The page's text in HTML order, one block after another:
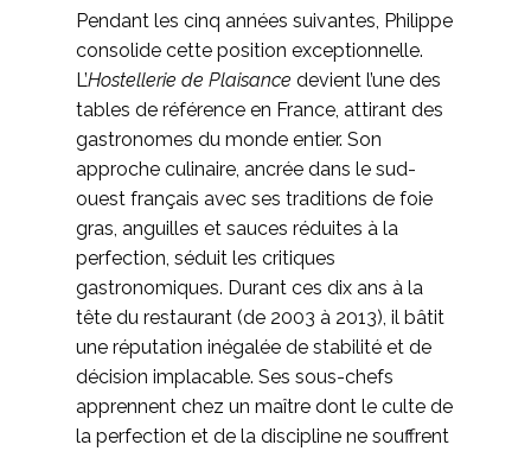
Pendant les cinq années suivantes, Philippe
consolide cette position exceptionnelle.
L’Hostellerie de Plaisance devient l’une des
tables de référence en France, attirant des
gastronomes du monde entier. Son
approche culinaire, ancrée dans le sud-
ouest français avec ses traditions de foie
gras, anguilles et sauces réduites à la
perfection, séduit les critiques
gastronomiques. Durant ces dix ans à la
tête du restaurant (de 2003 à 2013), il bâtit
une réputation inégalée de stabilité et de
décision implacable. Ses sous-chefs
apprennent chez un maître dont le culte de
la perfection et de la discipline ne souffrent